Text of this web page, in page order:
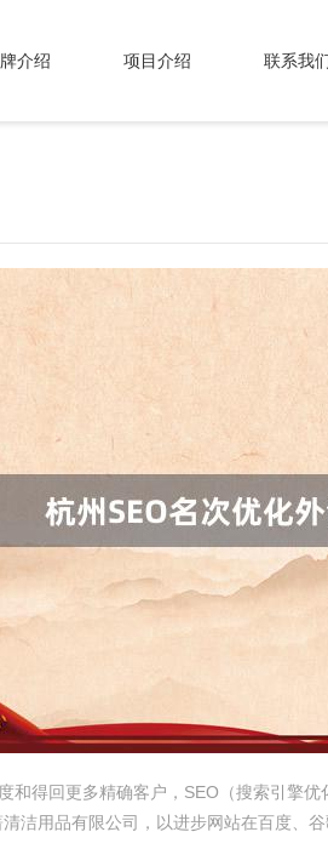
介绍 项目介绍 联系我
和得回更多精确客户，SEO（搜索引擎
洁用品有限公司，以进步网站在百度、谷